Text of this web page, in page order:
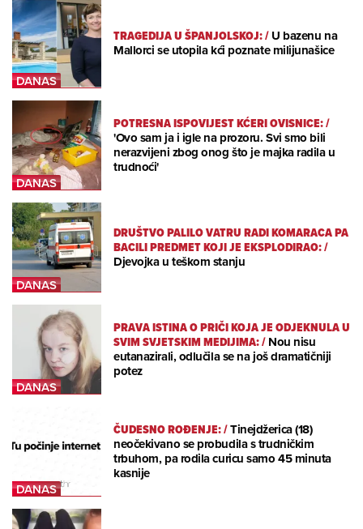
TRAGEDIJA U ŠPANJOLSKOJ:/U bazenu na
Mallorci se utopila kći poznate milijunašice
POTRESNA ISPOVIJEST KĆERI OVISNICE:/
'Ovo sam ja i igle na prozoru. Svi smo bili
nerazvijeni zbog onog što je majka radila u
trudnoći'
DRUŠTVO PALILO VATRU RADI KOMARACA PA
BACILI PREDMET KOJI JE EKSPLODIRAO:/
Djevojka u teškom stanju
PRAVA ISTINA O PRIČI KOJA JE ODJEKNULA U
SVIM SVJETSKIM MEDIJIMA:/Nou nisu
eutanazirali, odlučila se na još dramatičniji
potez
ČUDESNO ROĐENJE:/Tinejdžerica (18)
neočekivano se probudila s trudničkim
trbuhom, pa rodila curicu samo 45 minuta
kasnije